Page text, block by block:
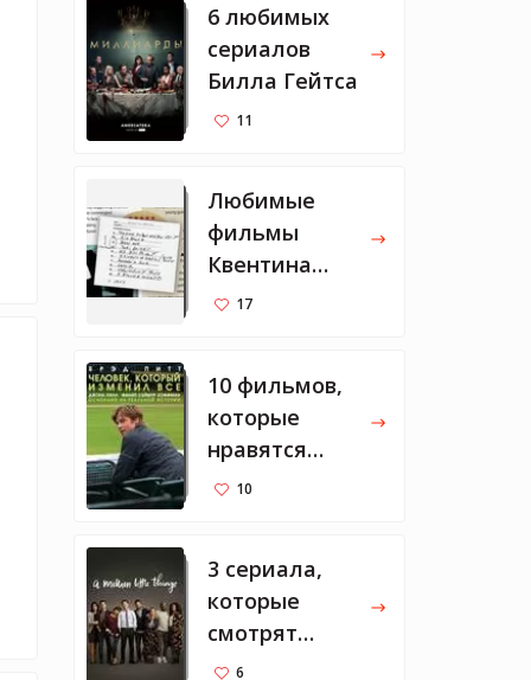
6 любимых
сериалов
Билла Гейтса
11
Любимые
фильмы
Квентина
Тарантино
17
10 фильмов,
которые
нравятся
Марку
10
3 сериала,
которые
смотрят
Мелинда и
6